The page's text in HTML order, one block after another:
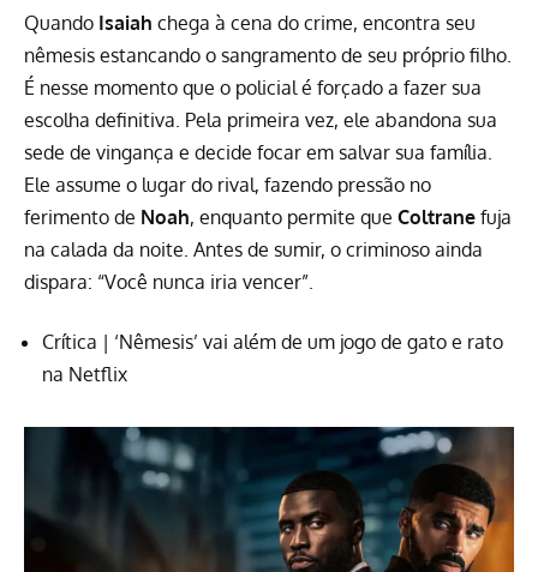
Quando Isaiah chega à cena do crime, encontra seu
nêmesis estancando o sangramento de seu próprio filho.
É nesse momento que o policial é forçado a fazer sua
escolha definitiva. Pela primeira vez, ele abandona sua
sede de vingança e decide focar em salvar sua família.
Ele assume o lugar do rival, fazendo pressão no
ferimento de Noah, enquanto permite que Coltrane fuja
na calada da noite. Antes de sumir, o criminoso ainda
dispara: “Você nunca iria vencer”.
Crítica | ‘Nêmesis’ vai além de um jogo de gato e rato
na Netflix